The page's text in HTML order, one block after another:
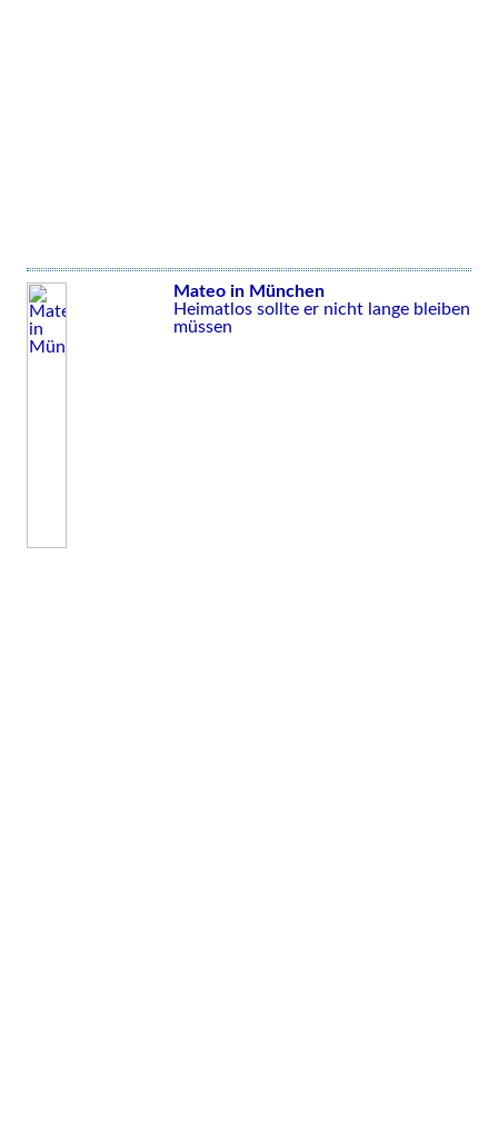
Mateo in München
Heimatlos sollte er nicht lange bleiben
müssen